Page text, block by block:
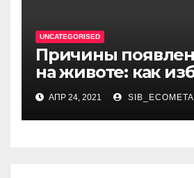
UNCATEGORISED
Причины
на животе: как
АПР 24, 2021